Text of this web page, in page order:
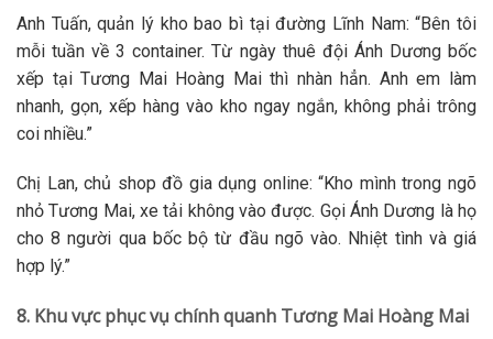
Anh Tuấn, quản lý kho bao bì tại đường Lĩnh Nam: “Bên tôi
mỗi tuần về 3 container. Từ ngày thuê đội Ánh Dương bốc
xếp tại Tương Mai Hoàng Mai thì nhàn hẳn. Anh em làm
nhanh, gọn, xếp hàng vào kho ngay ngắn, không phải trông
coi nhiều.”
Chị Lan, chủ shop đồ gia dụng online: “Kho mình trong ngõ
nhỏ Tương Mai, xe tải không vào được. Gọi Ánh Dương là họ
cho 8 người qua bốc bộ từ đầu ngõ vào. Nhiệt tình và giá
hợp lý.”
8. Khu vực phục vụ chính quanh Tương Mai Hoàng Mai